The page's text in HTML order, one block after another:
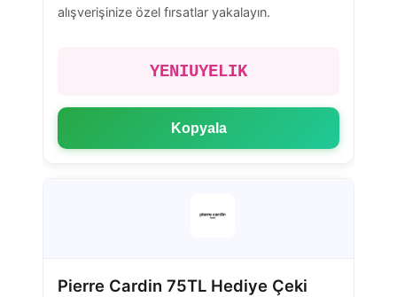
alışverişinize özel fırsatlar yakalayın.
YENIUYELIK
Kopyala
Pierre Cardin 75TL Hediye Çeki